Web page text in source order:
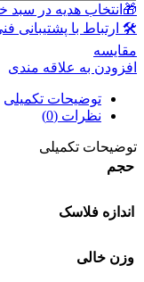
🎁انتخاب هدیه در سبد خرید بالای
🛠 ارتباط با پشتیبانی
مقايسه
افزودن به علاقه مندی
توضیحات تکمیلی
نظرات (0)
توضیحات تکمیلی
حجم
اندازه فلاسک
وزن خالی